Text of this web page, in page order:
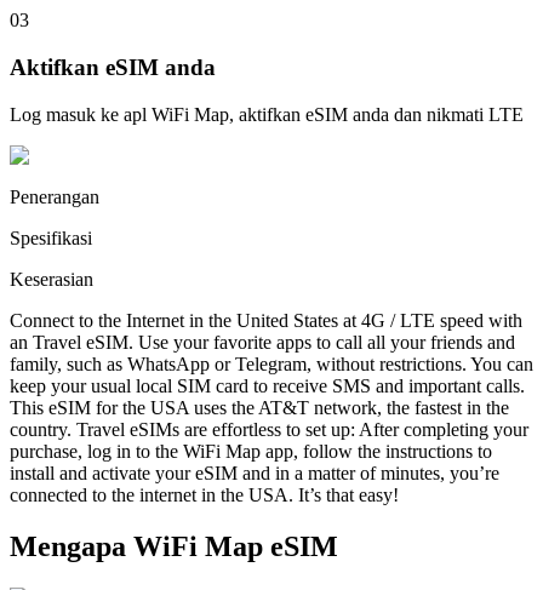
03
Aktifkan eSIM anda
Log masuk ke apl WiFi Map, aktifkan eSIM anda dan nikmati LTE
Penerangan
Spesifikasi
Keserasian
Connect to the Internet in the United States at 4G / LTE speed with
an Travel eSIM. Use your favorite apps to call all your friends and
family, such as WhatsApp or Telegram, without restrictions. You can
keep your usual local SIM card to receive SMS and important calls.
This eSIM for the USA uses the AT&T network, the fastest in the
country. Travel eSIMs are effortless to set up: After completing your
purchase, log in to the WiFi Map app, follow the instructions to
install and activate your eSIM and in a matter of minutes, you’re
connected to the internet in the USA. It’s that easy!
Mengapa WiFi Map eSIM